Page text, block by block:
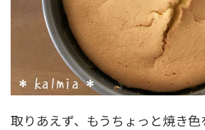
取りあえず、もうちょっと焼き色